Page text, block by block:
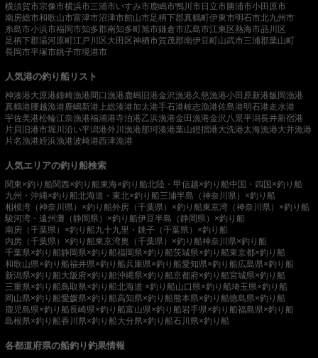
横須賀市宗像市横浜市三浦市いすみ市鹿嶋市鴨川市日立市勝浦市小田原市
南房総市和歌山市富津市沼津市館山市足柄下郡真鶴町伊東市明石市北九州市
糸島市小浜市福岡市知多郡南知多町旭市鎌倉市広島市江東区熱海市品川区
足柄下郡湯河原町江戸川区大田区神栖市賀茂郡南伊豆町山武市三浦郡葉山町
長岡市平塚市銚子市境港市
人気港の釣り船リスト
神湊港大原港鐘崎漁港間口漁港 鹿嶋旧港金沢漁港久慈漁港小田原新港飯岡漁港
真鶴港腰越漁港 鹿嶋新港 上総湊港加太港手石港岐志漁港佐島港明石港走水港
宇佐美港松輪江奈漁港福浦港寺泊港乙浜漁港金田漁港金沢八景平潟長井新宿港
片貝旧港市堀川沿い平潟港外川漁港那珂湊港葉山鐙摺港大洗港太海漁港大井漁港
片名漁港姪浜漁港波崎港西津漁港
人気エリアの釣り船検索
関東×釣り船関西×釣り船東海×釣り船北陸・甲信越×釣り船中国・四国×釣り船
九州・沖縄×釣り船北海道・東北×釣り船三浦半島（神奈川県）×釣り船
相模湾（神奈川県）×釣り船外房（千葉県）×釣り船東京湾（神奈川県）×釣り船
駿河湾・遠州灘（静岡県）×釣り船伊豆半島（静岡県）×釣り船
南房（千葉県）×釣り船九十九里・銚子（千葉県）×釣り船
内房（千葉県）×釣り船東京湾奥（千葉県）×釣り船神奈川県×釣り船
千葉県×釣り船静岡県×釣り船福岡県×釣り船茨城県×釣り船東京都×釣り船
和歌山県×釣り船福井県×釣り船兵庫県×釣り船愛知県×釣り船広島県×釣り船
新潟県×釣り船大阪府×釣り船沖縄県×釣り船京都府×釣り船宮城県×釣り船
三重県×釣り船鳥取県×釣り船北海道 ×釣り船山口県×釣り船埼玉県×釣り船
岡山県×釣り船愛媛県×釣り船高知県×釣り船熊本県×釣り船徳島県×釣り船
鹿児島県×釣り船長崎県×釣り船富山県×釣り船岩手県×釣り船福島県×釣り船
島根県×釣り船香川県×釣り船大分県×釣り船石川県×釣り船
各都道府県の船釣り釣果情報